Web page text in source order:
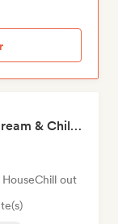
Aaron Decay (Electronic Dream & Chill Electronic Dream playlists)
Chill out